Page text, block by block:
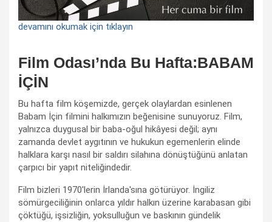
devamını okumak için tıklayın
Film Odası’nda Bu Hafta:BABAM
İÇİN
Bu hafta film köşemizde, gerçek olaylardan esinlenen
Babam İçin filmini halkımızın beğenisine sunuyoruz. Film,
yalnızca duygusal bir baba-oğul hikâyesi değil; aynı
zamanda devlet aygıtının ve hukukun egemenlerin elinde
halklara karşı nasıl bir saldırı silahına dönüştüğünü anlatan
çarpıcı bir yapıt niteliğindedir.
Film bizleri 1970'lerin İrlanda'sına götürüyor. İngiliz
sömürgeciliğinin onlarca yıldır halkın üzerine karabasan gibi
çöktüğü, işsizliğin, yoksulluğun ve baskının gündelik